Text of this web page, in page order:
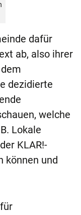
dafür
ab, also ihrer
dezidierte
welche
Lokale
KLAR!-
können und